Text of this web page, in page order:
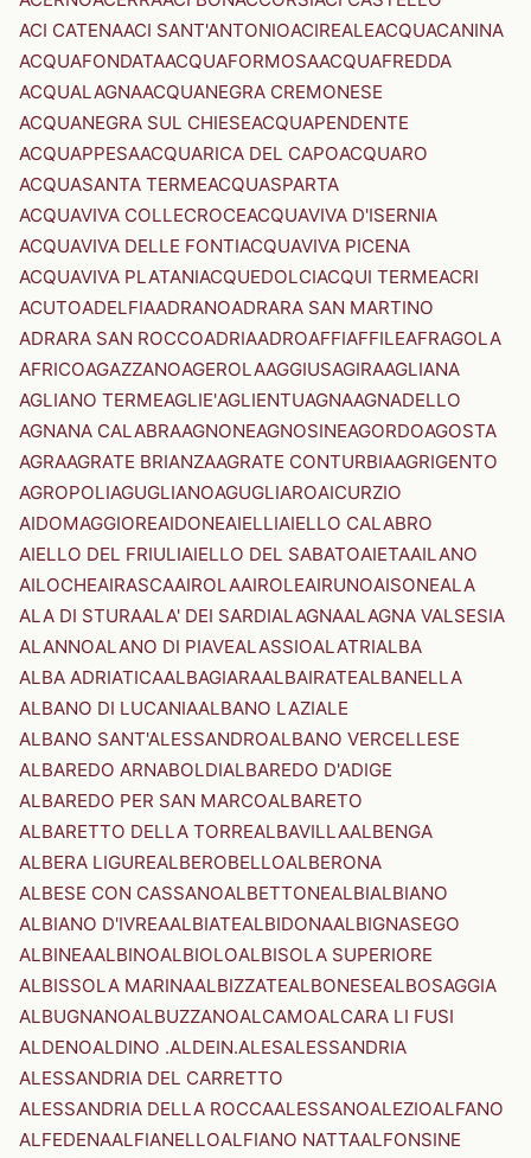
ACI CATENAACI SANT'ANTONIOACIREALEACQUACANINA
ACQUAFONDATAACQUAFORMOSAACQUAFREDDA
ACQUALAGNAACQUANEGRA CREMONESE
ACQUANEGRA SUL CHIESEACQUAPENDENTE
ACQUAPPESAACQUARICA DEL CAPOACQUARO
ACQUASANTA TERMEACQUASPARTA
ACQUAVIVA COLLECROCEACQUAVIVA D'ISERNIA
ACQUAVIVA DELLE FONTIACQUAVIVA PICENA
ACQUAVIVA PLATANIACQUEDOLCIACQUI TERMEACRI
ACUTOADELFIAADRANOADRARA SAN MARTINO
ADRARA SAN ROCCOADRIAADROAFFIAFFILEAFRAGOLA
AFRICOAGAZZANOAGEROLAAGGIUSAGIRAAGLIANA
AGLIANO TERMEAGLIE'AGLIENTUAGNAAGNADELLO
AGNANA CALABRAAGNONEAGNOSINEAGORDOAGOSTA
AGRAAGRATE BRIANZAAGRATE CONTURBIAAGRIGENTO
AGROPOLIAGUGLIANOAGUGLIAROAICURZIO
AIDOMAGGIOREAIDONEAIELLIAIELLO CALABRO
AIELLO DEL FRIULIAIELLO DEL SABATOAIETAAILANO
AILOCHEAIRASCAAIROLAAIROLEAIRUNOAISONEALA
ALA DI STURAALA' DEI SARDIALAGNAALAGNA VALSESIA
ALANNOALANO DI PIAVEALASSIOALATRIALBA
ALBA ADRIATICAALBAGIARAALBAIRATEALBANELLA
ALBANO DI LUCANIAALBANO LAZIALE
ALBANO SANT'ALESSANDROALBANO VERCELLESE
ALBAREDO ARNABOLDIALBAREDO D'ADIGE
ALBAREDO PER SAN MARCOALBARETO
ALBARETTO DELLA TORREALBAVILLAALBENGA
ALBERA LIGUREALBEROBELLOALBERONA
ALBESE CON CASSANOALBETTONEALBIALBIANO
ALBIANO D'IVREAALBIATEALBIDONAALBIGNASEGO
ALBINEAALBINOALBIOLOALBISOLA SUPERIORE
ALBISSOLA MARINAALBIZZATEALBONESEALBOSAGGIA
ALBUGNANOALBUZZANOALCAMOALCARA LI FUSI
ALDENOALDINO .ALDEIN.ALESALESSANDRIA
ALESSANDRIA DEL CARRETTO
ALESSANDRIA DELLA ROCCAALESSANOALEZIOALFANO
ALFEDENAALFIANELLOALFIANO NATTAALFONSINE